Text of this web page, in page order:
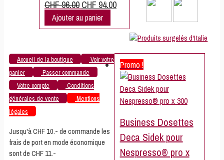
CHF96.00 Le
prix
initial
CHF 96.00.
CHF 94.00Le
actuel
CHF 94.00.
Ajouter au panier
Promo !
Business Dosettes
Deca Sidek pour
Nespresso® pro x
Accueil de la boutique
Voir votre
panier
Passer commande
Votre compte
Conditions
générales de vente
Mentions
légales
Jusqu'à CHF 10.- de commande les
frais de port en mode économique
sont de CHF 11.-